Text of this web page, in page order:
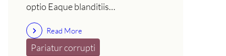
optio Eaque blanditiis…
Read More
Pariatur corrupti